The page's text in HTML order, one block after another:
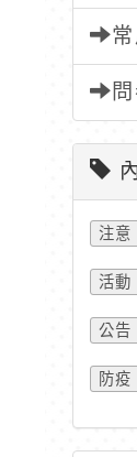
注意
活動
公告
防疫